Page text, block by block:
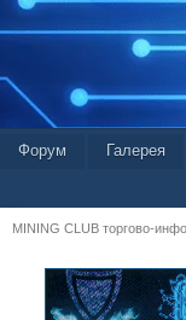
Форум Галерея
MINING CLUB торгово-